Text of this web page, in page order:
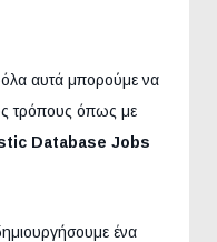
αυτά μπορούμε να
τρόπους όπως με
Database Jobs
ένα